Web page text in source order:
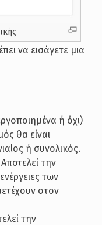
να εισάγετε μια
ή όχι)
θα είναι
ή συνολικός.
την
των
στον
την